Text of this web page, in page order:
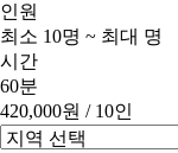
인원
최소 10명 ~ 최대 명
시간
60분
420,000원 / 10인